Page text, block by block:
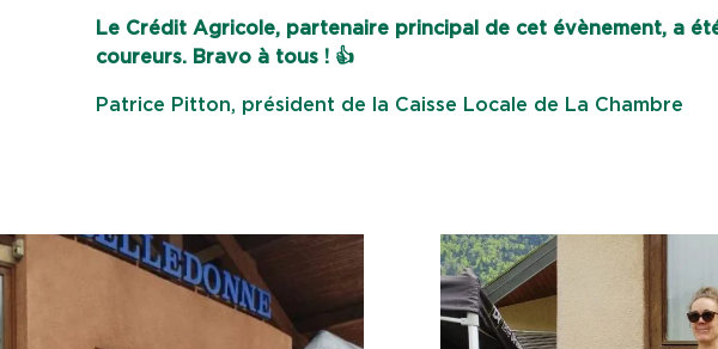
Le Crédit Agricole, partenaire principal de cet évènement, a
coureurs. Bravo à tous ! 👍️
Patrice Pitton, président de la Caisse Locale de La Chambre